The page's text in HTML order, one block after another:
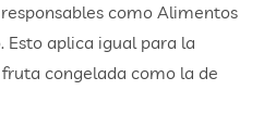
como Alimentos
Esto aplica igual para la
congelada como la de